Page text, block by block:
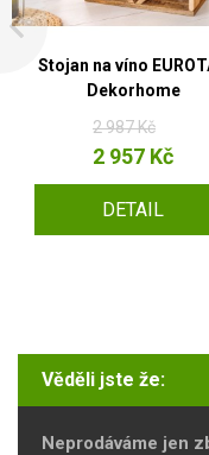
Stojan na víno
Dekorhome
2 987 Kč
2 957 Kč
DETAIL
Věděli jste že:
Neprodáváme jen